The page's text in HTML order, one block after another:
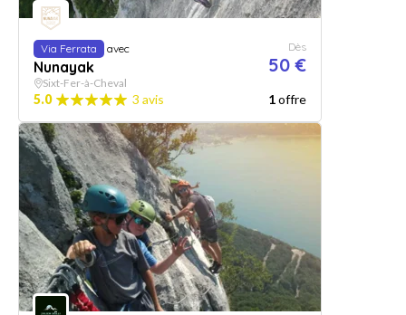
Via Ferrata avec
Nunayak
Dès
50 €
Sixt-Fer-à-Cheval
5.0 3 avis 1offre